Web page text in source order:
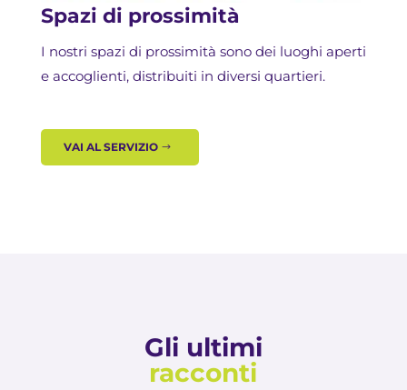
Spazi di prossimità
I nostri spazi di prossimità sono dei luoghi aperti
e accoglienti, distribuiti in diversi quartieri.
VAI AL SERVIZIO
Gli ultimi
racconti